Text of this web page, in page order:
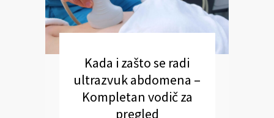
Kada i zašto se radi
ultrazvuk abdomena –
Kompletan vodič za
pregled